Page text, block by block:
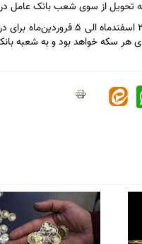
بانک عامل دریافت می‌شود. هزینه تحویل ۳۰ هزار
اشخاصی که طی بازه زمانی
WhatsApp